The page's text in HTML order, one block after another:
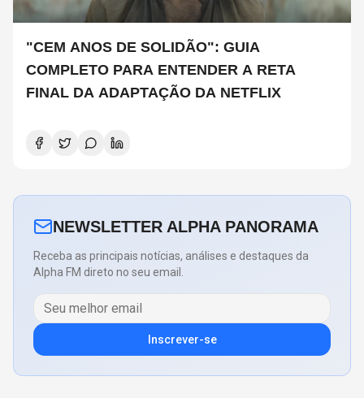
"CEM ANOS DE SOLIDÃO": GUIA
COMPLETO PARA ENTENDER A RETA
FINAL DA ADAPTAÇÃO DA NETFLIX
NEWSLETTER ALPHA PANORAMA
Receba as principais notícias, análises e destaques da
Alpha FM direto no seu email.
Inscrever-se